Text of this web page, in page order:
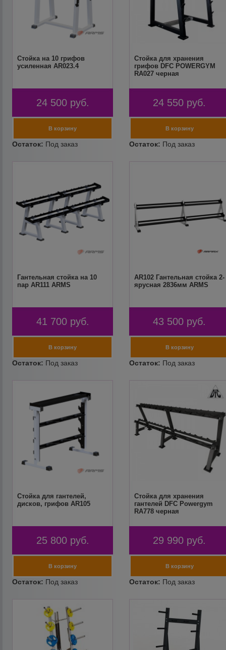
Стойка на 10 грифов
усиленная AR023.4
24 500 руб.
Стойка для хранения
грифов DFC POWERGYM
RA027 черная
24 550 руб.
Гантельная стойка на 10
пар AR111 ARMS
41 700 руб.
AR102 Гантельная стойка 2-
ярусная 2836мм ARMS
43 500 руб.
Стойка для гантелей,
дисков, грифов AR105
25 800 руб.
Стойка для хранения
гантелей DFC Powergym
RA778 черная
29 990 руб.